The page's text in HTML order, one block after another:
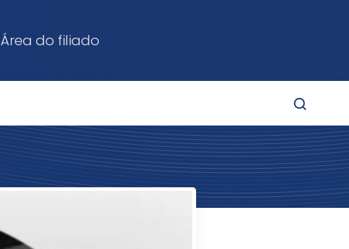
Área do filiado